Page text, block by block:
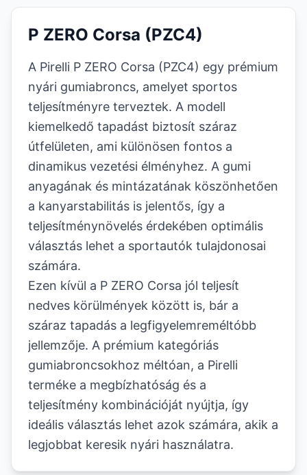
P ZERO Corsa (PZC4)
A Pirelli P ZERO Corsa (PZC4) egy prémium
nyári gumiabroncs, amelyet sportos
teljesítményre terveztek. A modell
kiemelkedő tapadást biztosít száraz
útfelületen, ami különösen fontos a
dinamikus vezetési élményhez. A gumi
anyagának és mintázatának köszönhetően
a kanyarstabilitás is jelentős, így a
teljesítménynövelés érdekében optimális
választás lehet a sportautók tulajdonosai
számára.
Ezen kívül a P ZERO Corsa jól teljesít
nedves körülmények között is, bár a
száraz tapadás a legfigyelemreméltóbb
jellemzője. A prémium kategóriás
gumiabroncsokhoz méltóan, a Pirelli
terméke a megbízhatóság és a
teljesítmény kombinációját nyújtja, így
ideális választás lehet azok számára, akik a
legjobbat keresik nyári használatra.